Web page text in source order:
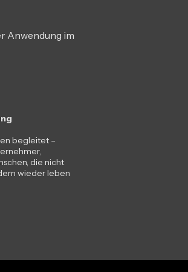
Anwendung im
begleitet –
die nicht
wieder leben